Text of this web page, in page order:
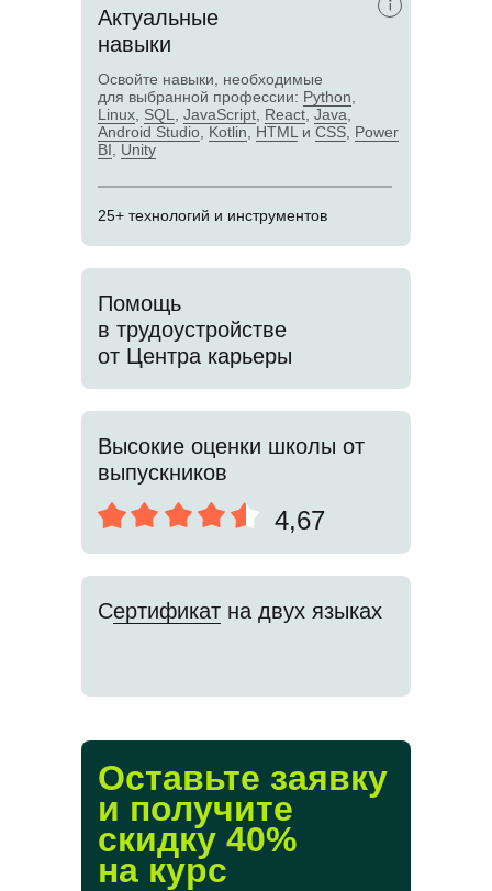
Актуальные
навыки
Освойте навыки, необходимые
для выбранной профессии: Python
Linux SQL JavaScript React Java
Android Studio Kotlin HTML и CSS Power
BI
Unity
Сертификат на двух языках
Высокие оценки школы от
выпускников
Помощь
в трудоустройстве
от Центра карьеры
25+ технологий и инструментов
Оставьте заявку
и получите
скидку 40%
на курс
4,67